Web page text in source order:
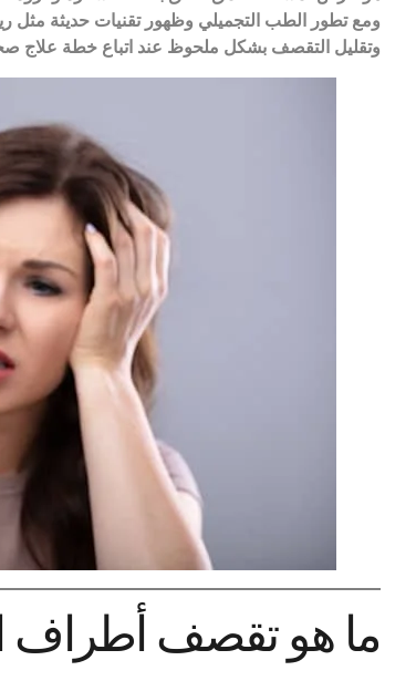
ومع تطور الطب التجميلي وظهور تقنيات حديثة مثل
وتقليل التقصف بشكل ملحوظ عند اتباع خطة علاج
ما هو تقصف أطراف